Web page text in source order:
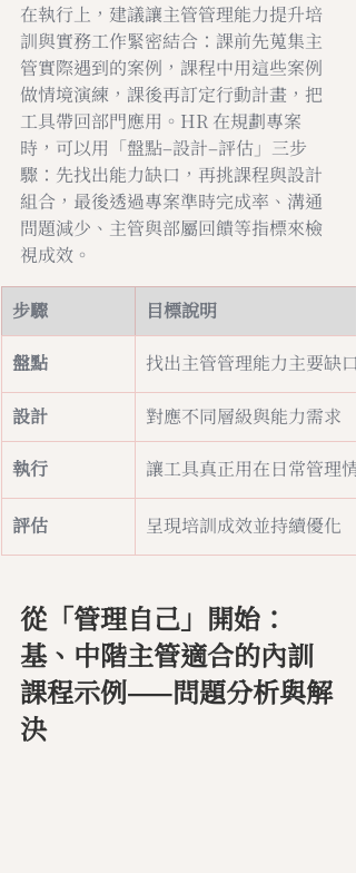
在執行上，建議讓主管管理能力提升培
訓與實務工作緊密結合：課前先蒐集主
管實際遇到的案例，課程中用這些案例
做情境演練，課後再訂定行動計畫，把
工具帶回部門應用。HR 在規劃專案
時，可以用「盤點–設計–評估」三步
驟：先找出能力缺口，再挑課程與設計
組合，最後透過專案準時完成率、溝通
問題減少、主管與部屬回饋等指標來檢
視成效。
步驟 目標說明
盤點 找出主管管理能力主要缺口
設計 對應不同層級與能力需求
執行 讓工具真正用在日常管理情
評估 呈現培訓成效並持續優化
從「管理自己」開始：
基、中階主管適合的內訓
課程示例——問題分析與解
決